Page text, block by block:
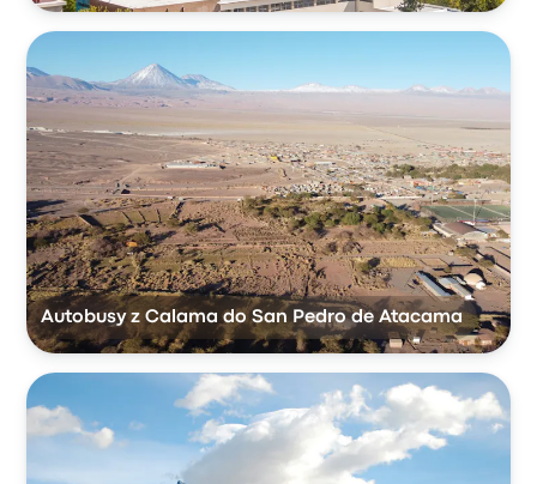
Autobusy z Calama do San Pedro de Atacama